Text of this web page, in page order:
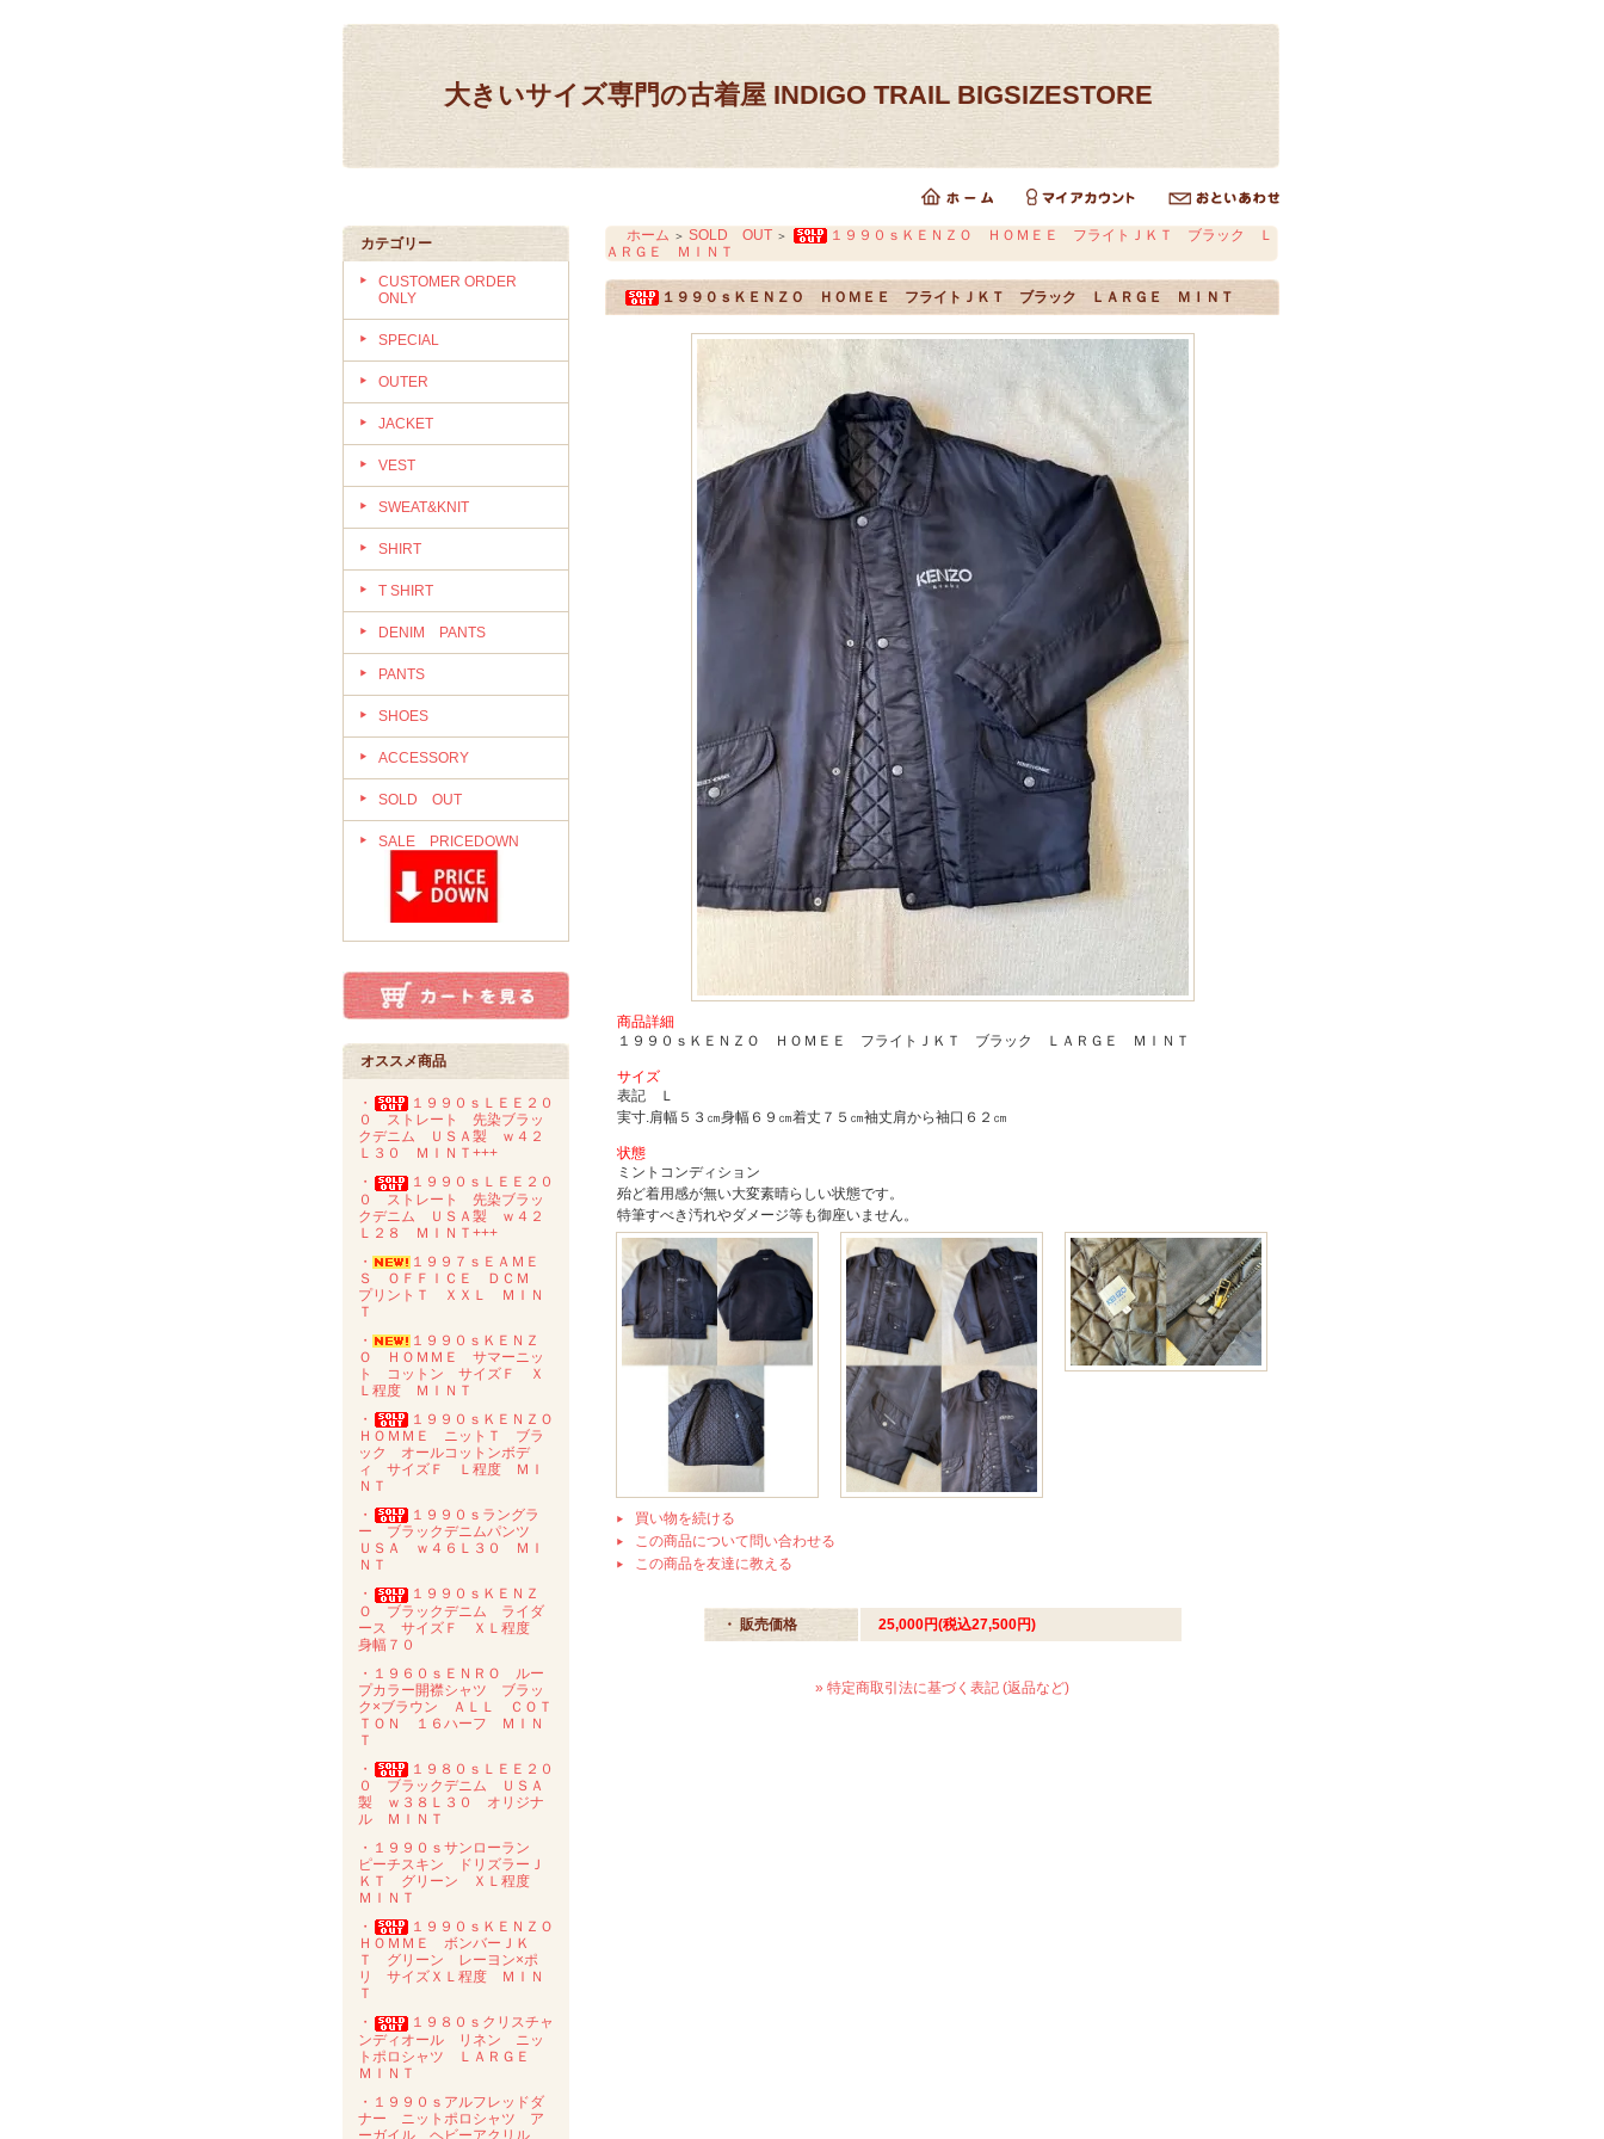
大きいサイズ専門の古着屋 INDIGO TRAIL BIGSIZESTORE
カテゴリー
CUSTOMER ORDER
ONLY
SPECIAL
OUTER
JACKET
VEST
SWEAT&KNIT
SHIRT
T SHIRT
DENIM PANTS
PANTS
SHOES
ACCESSORY
SOLD OUT
SALE PRICEDOWN
オススメ商品
・
１９９０ｓＬＥＥ２０
０ ストレート 先染ブラッ
クデニム ＵＳＡ製 ｗ４２
Ｌ３０ ＭＩＮＴ+++
・
１９９０ｓＬＥＥ２０
０ ストレート 先染ブラッ
クデニム ＵＳＡ製 ｗ４２
Ｌ２８ ＭＩＮＴ+++
・
１９９７ｓＥＡＭＥ
Ｓ ＯＦＦＩＣＥ ＤＣＭ
プリントＴ ＸＸＬ ＭＩＮ
Ｔ
・
１９９０ｓＫＥＮＺ
Ｏ ＨＯＭＭＥ サマーニッ
ト コットン サイズＦ Ｘ
Ｌ程度 ＭＩＮＴ
・
１９９０ｓＫＥＮＺＯ
ＨＯＭＭＥ ニットＴ ブラ
ック オールコットンボデ
ィ サイズＦ Ｌ程度 ＭＩ
ＮＴ
・
１９９０ｓラングラ
ー ブラックデニムパンツ
ＵＳＡ ｗ４６Ｌ３０ ＭＩ
ＮＴ
・
１９９０ｓＫＥＮＺ
Ｏ ブラックデニム ライダ
ース サイズＦ ＸＬ程度
身幅７０
・１９６０ｓＥＮＲＯ ルー
プカラー開襟シャツ ブラッ
ク×ブラウン ＡＬＬ ＣＯＴ
ＴＯＮ １６ハーフ ＭＩＮ
Ｔ
・
１９８０ｓＬＥＥ２０
０ ブラックデニム ＵＳＡ
製 ｗ３８Ｌ３０ オリジナ
ル ＭＩＮＴ
・１９９０ｓサンローラン
ピーチスキン ドリズラーＪ
ＫＴ グリーン ＸＬ程度
ＭＩＮＴ
・
１９９０ｓＫＥＮＺＯ
ＨＯＭＭＥ ボンバーＪＫ
Ｔ グリーン レーヨン×ポ
リ サイズＸＬ程度 ＭＩＮ
Ｔ
・
１９８０ｓクリスチャ
ンディオール リネン ニッ
トポロシャツ ＬＡＲＧＥ
ＭＩＮＴ
・１９９０ｓアルフレッドダ
ナー ニットポロシャツ ア
ーガイル ヘビーアクリル
ホーム ＞ SOLD OUT ＞
１９９０ｓＫＥＮＺＯ ＨＯＭＥＥ フライトＪＫＴ ブラック Ｌ
ＡＲＧＥ ＭＩＮＴ
１９９０ｓＫＥＮＺＯ ＨＯＭＥＥ フライトＪＫＴ ブラック ＬＡＲＧＥ ＭＩＮＴ
商品詳細
１９９０ｓＫＥＮＺＯ ＨＯＭＥＥ フライトＪＫＴ ブラック ＬＡＲＧＥ ＭＩＮＴ
サイズ
表記 Ｌ
実寸.肩幅５３㎝身幅６９㎝着丈７５㎝袖丈肩から袖口６２㎝
状態
ミントコンディション
殆ど着用感が無い大変素晴らしい状態です。
特筆すべき汚れやダメージ等も御座いません。
買い物を続ける
この商品について問い合わせる
この商品を友達に教える
・ 販売価格 25,000円(税込27,500円)
» 特定商取引法に基づく表記 (返品など)